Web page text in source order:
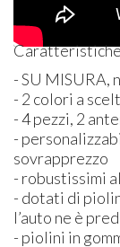
- SU MISURA,
- 2 colori a
- 4 pezzi, 2
-
sovrapprezzo
- robustissimi
- dotati di
l’auto ne è
- piolini in